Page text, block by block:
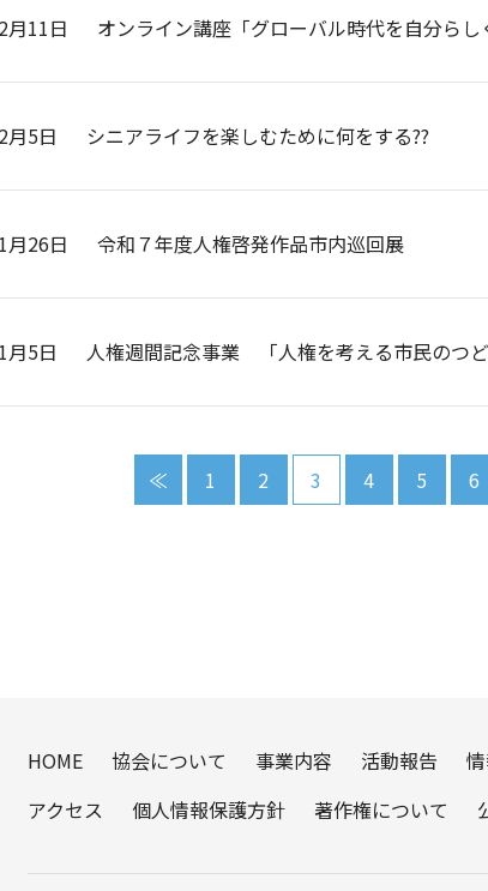
月11日 オンライン講座「グローバル時代を自分らし
月5日 シニアライフを楽しむために何をする??
月26日 令和７年度人権啓発作品市内巡回展
月5日 人権週間記念事業 「人権を考える市民のつど
≪ 1 2 3 4 5 6
HOME 協会について 事業内容 活動報告
アクセス
個人情報保護方針 著作権について